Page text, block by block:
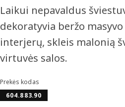
Laikui nepavaldus
dekoratyvia beržo
interjerų, skleis malonią
virtuvės salos.
Prekės kodas
604.883.90